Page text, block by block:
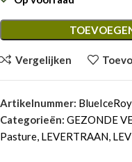
Vergelijken
Artikelnummer:
Categorieën: GEZONDE
Pasture, LEVERTRAAN,